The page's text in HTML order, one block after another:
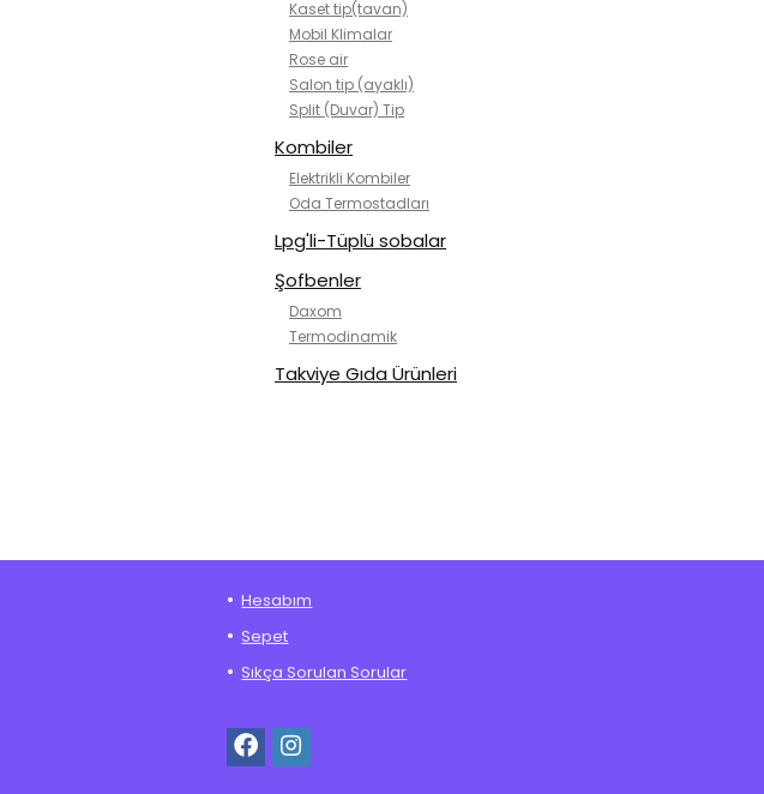
Kaset tip(tavan)
Mobil Klimalar
Rose air
Salon tip (ayaklı)
Split (Duvar) Tip
Kombiler
Elektrikli Kombiler
Oda Termostadları
Lpg'li-Tüplü sobalar
Şofbenler
Daxom
Termodinamik
Takviye Gıda Ürünleri
Hesabım
Sepet
Sıkça Sorulan Sorular